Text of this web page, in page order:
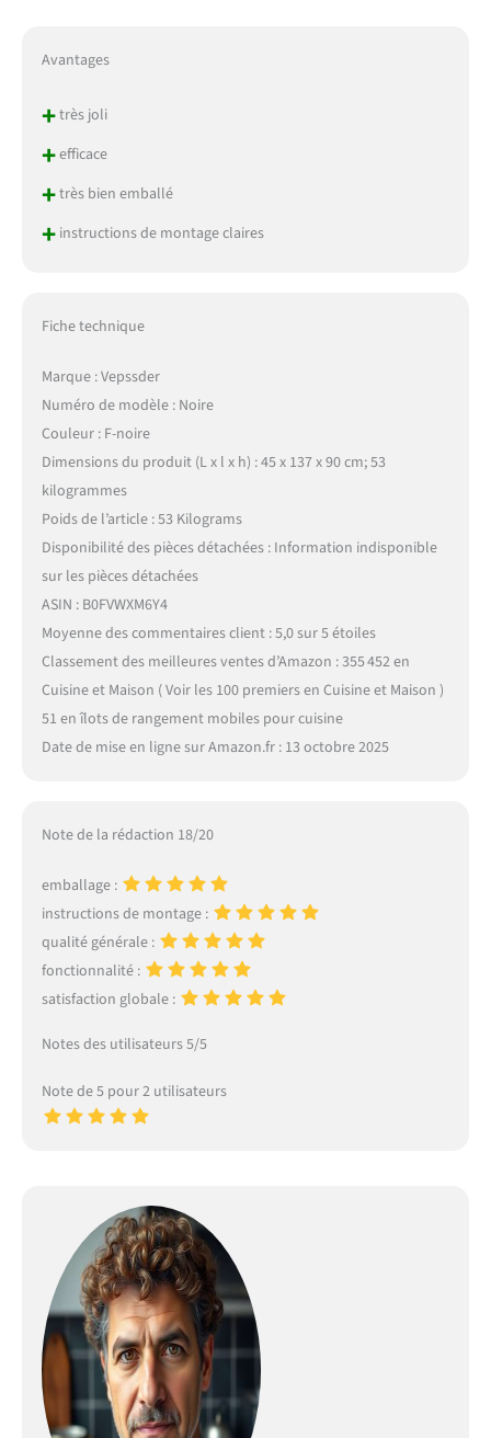
Avantages
+très joli
+efficace
+très bien emballé
+instructions de montage claires
Fiche technique
Marque : Vepssder
Numéro de modèle : Noire
Couleur : F-noire
Dimensions du produit (L x l x h) : 45 x 137 x 90 cm; 53
kilogrammes
Poids de l’article : 53 Kilograms
Disponibilité des pièces détachées : Information indisponible
sur les pièces détachées
ASIN : B0FVWXM6Y4
Moyenne des commentaires client : 5,0 sur 5 étoiles
Classement des meilleures ventes d’Amazon : 355 452 en
Cuisine et Maison ( Voir les 100 premiers en Cuisine et Maison )
51 en îlots de rangement mobiles pour cuisine
Date de mise en ligne sur Amazon.fr : 13 octobre 2025
Note de la rédaction 18/20
emballage :
instructions de montage :
qualité générale :
fonctionnalité :
satisfaction globale :
Notes des utilisateurs 5/5
Note de 5 pour 2 utilisateurs